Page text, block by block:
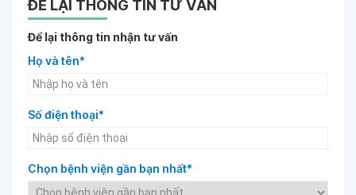
ĐỂ LẠI THÔNG TIN TƯ VẤN
Để lại thông tin nhận tư vấn
Họ và tên*
Số điện thoại*
Chọn bệnh viện gần bạn nhất*